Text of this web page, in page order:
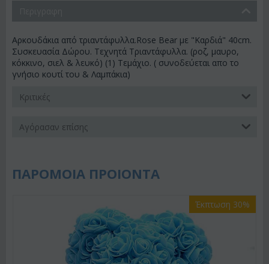
Αρκουδάκια από τριαντάφυλλα.Rose Bear με "Καρδιά" 40cm.
Συσκευασία Δώρου. Τεχνητά Τριαντάφυλλα. (ροζ, μαυρο,
κόκκινο, σιελ & λευκό) (1) Τεμάχιο. ( συνοδεύεται απο το
γνήσιο κουτί του & Λαμπάκια)
Κριτικές
Αγόρασαν επίσης
ΠΑΡΟΜΟΙΑ ΠΡΟΙΟΝΤΑ
Έκπτωση 30%